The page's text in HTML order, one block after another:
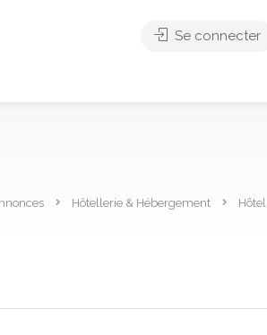
Se connecter
Hôtellerie & Hébergement Hôtel